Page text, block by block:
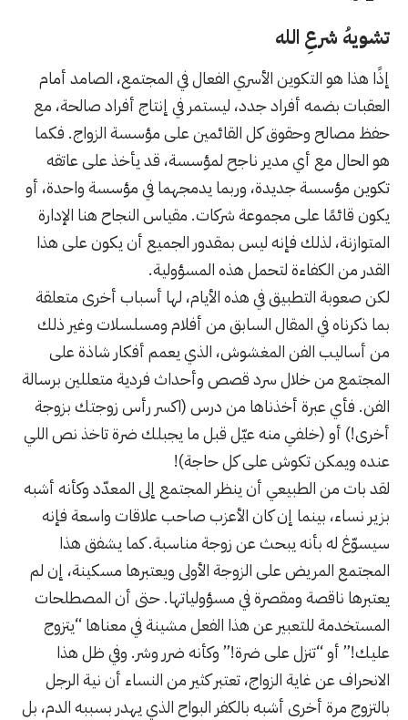
تشويهُ شرعِ الله
إذًا هذا هو التكوين الأسري الفعال في المجتمع، الصامد أمام
العقبات بضمه أفراد جدد، ليستمر في إنتاج أفراد صالحة، مع
حفظ مصالح وحقوق كل القائمين على مؤسسة الزواج. فكما
هو الحال مع أي مدير ناجح لمؤسسة، قد يأخذ على عاتقه
تكوين مؤسسة جديدة، وربما يدمجهما في مؤسسة واحدة، أو
يكون قائمًا على مجموعة شركات. مقياس النجاح هنا الإدارة
المتوازنة، لذلك فإنه ليس بمقدور الجميع أن يكون على هذا
القدر من الكفاءة لتحمل هذه المسؤولية.
لكن صعوبة التطبيق في هذه الأيام، لها أسباب أخرى متعلقة
بما ذكرناه فيالمقال السابقمن أفلام ومسلسلات وغير ذلك
من أساليب الفن المغشوش، الذي يعمم أفكار شاذة على
المجتمع من خلال سرد قصص وأحداث فردية متعللين برسالة
الفن. فأي عبرة أخذناها من درس (اكسر رأس زوجتك بزوجة
أخرى!) أو (خلفي منه عيّل قبل ما يجبلك ضرة تاخذ نص اللي
عنده ويمكن تكوش على كل حاجة)!
لقد بات من الطبيعي أن ينظر المجتمع إلى المعدّد وكأنه أشبه
بزير نساء، بينما إن كان الأعزب صاحب علاقات واسعة فإنه
سيسوّغ له بأنه يبحث عن زوجة مناسبة. كما يشفق هذا
المجتمع المريض على الزوجة الأولى ويعتبرها مسكينة، إن لم
يعتبرها ناقصة ومقصرة في مسؤولياتها. حتى أن المصطلحات
المستخدمة للتعبير عن هذا الفعل مشينة في معناها “يتزوج
عليك!” أو “تنزل على ضرة!” وكأنه ضرر وشر. وفي ظل هذا
الانحراف عن غاية الزواج، تعتبر كثير من النساء أن نية الرجل
بالتزوج مرة أخرى أشبه بالكفر البواح الذي يهدر بسببه الدم، بل